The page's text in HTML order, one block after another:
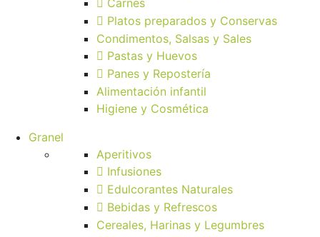
Platos preparados y Conservas
Condimentos, Salsas y Sales
Pastas y Huevos
Panes y Repostería
Alimentación infantil
Higiene y Cosmética
Granel
Aperitivos
Infusiones
Edulcorantes Naturales
Bebidas y Refrescos
Cereales, Harinas y Legumbres